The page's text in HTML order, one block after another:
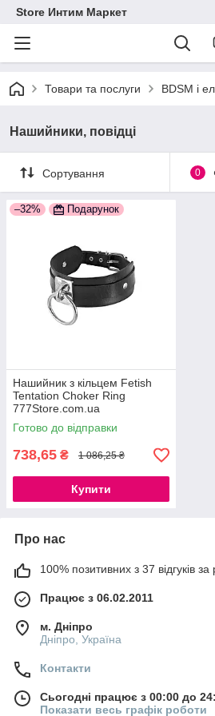
Store Интим Маркет
Товари та послуги BDSM і
Нашийники, повідці
Сортування 0
–32% Подарунок
Нашийник з кільцем Fetish
Tentation Choker Ring
777Store.com.ua
Готово до відправки
738,65 ₴ 1 086,25 ₴
Купити
Про нас
100% позитивних з 37 відгуків за
Працює з 06.02.2011
м. Дніпро
Дніпро, Україна
Контакти
Сьогодні працює з 00:00 до
Показати весь графік роботи